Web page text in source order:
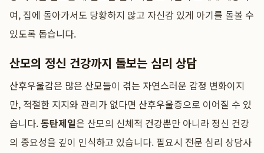
여, 집에 돌아가서도 당황하지 않고 자신감 있게 아기를 돌볼 수
있도록 돕습니다.
산모의 정신 건강까지 돌보는 심리 상담
산후우울감은 많은 산모들이 겪는 자연스러운 감정 변화이지
만, 적절한 지지와 관리가 없다면 산후우울증으로 이어질 수 있
습니다.동탄제일은 산모의 신체적 건강뿐만 아니라 정신 건강
의 중요성을 깊이 인식하고 있습니다. 필요시 전문 심리 상담사